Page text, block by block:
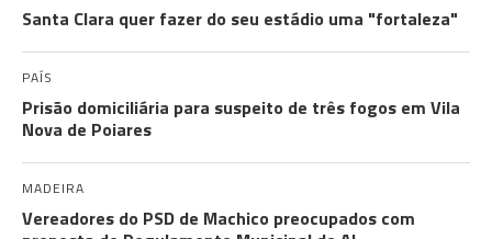
Santa Clara quer fazer do seu estádio uma "fortaleza"
PAÍS
Prisão domiciliária para suspeito de três fogos em Vila
Nova de Poiares
MADEIRA
Vereadores do PSD de Machico preocupados com